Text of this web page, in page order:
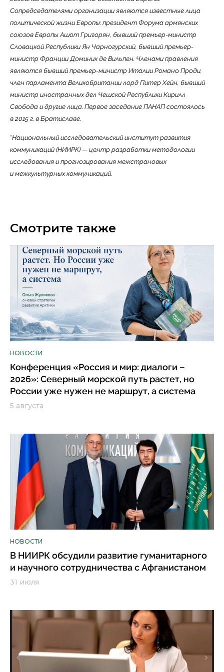
Сопредседателями организации являются известные лица
политической жизни Европы: президент Форума армянских
союзов Европы Ашот Григорян, бывший премьер-министр
Словацкой Республики Ян Чарногурский, бывший премьер-
министр Франции Доминик де Вильпен. Членами правления
являются бывший премьер-министр Италии Романо Проди,
член парламента Великобритании лорд Питер Хейн, бывший
министр иностранных дел Чешской Республики Кирилл
Свобода и другие лица. Первое заседание ПАНАП состоялось
в 2015 г. в Братиславе.
*Национальный исследовательский институт развития
коммуникаций (НИИРК) — центр разработки методологии
исследования и прогнозирования межстрановых
и межкультурных коммуникаций.
Смотрите также
НОВОСТИ
Конференция «Россия и мир: диалоги –
2026»: Северный морской путь растет, но
России уже нужен не маршрут, а система
5 августа
НОВОСТИ
В НИИРК обсудили развитие гуманитарного
и научного сотрудничества с Афганистаном
31 июля